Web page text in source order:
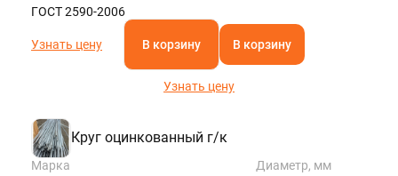
ГОСТ 2590-2006
Узнать цену В корзину В корзину
Узнать цену
Круг оцинкованный г/к
Марка
Диаметр, мм